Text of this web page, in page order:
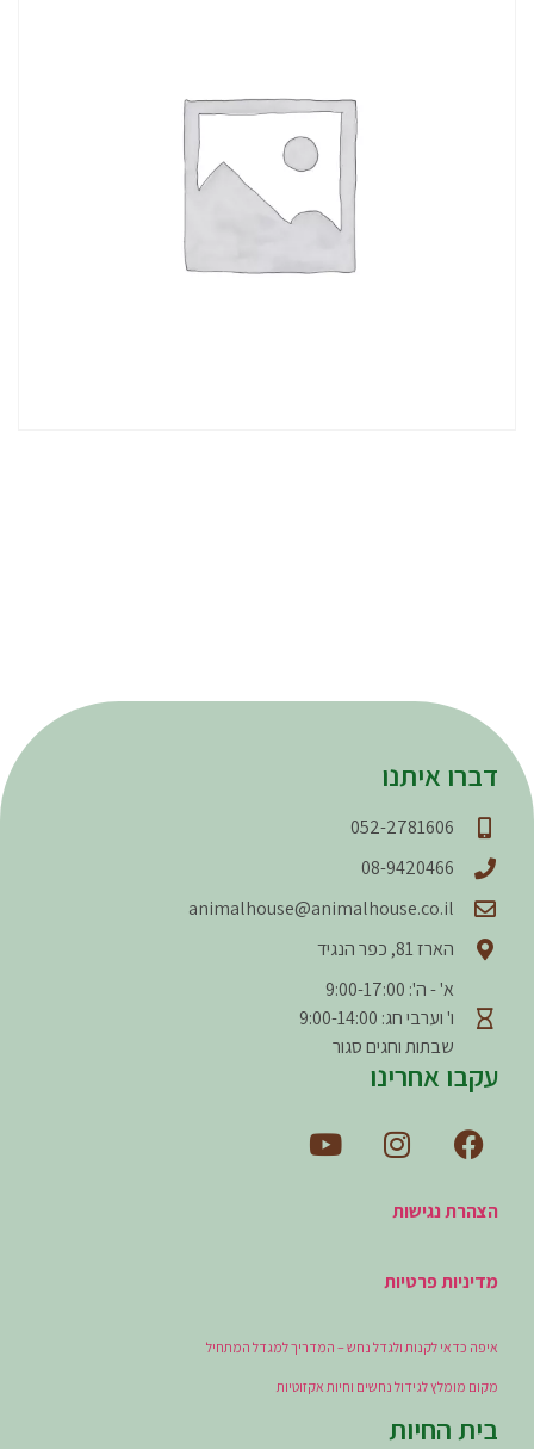
דברו איתנו
052-2781606
08-9420466
animalhouse@animalhouse.co.il
הארז 81, כפר הנגיד
א' - ה': 9:00-17:00
ו' וערבי חג: 9:00-14:00
שבתות וחגים סגור
עקבו אחרינו
הצהרת נגישות
מדיניות פרטיות
איפה כדאי לקנות ולגדל נחש – המדריך למגדל המתחיל
מקום מומלץ לגידול נחשים וחיות אקזוטיות
בית החיות